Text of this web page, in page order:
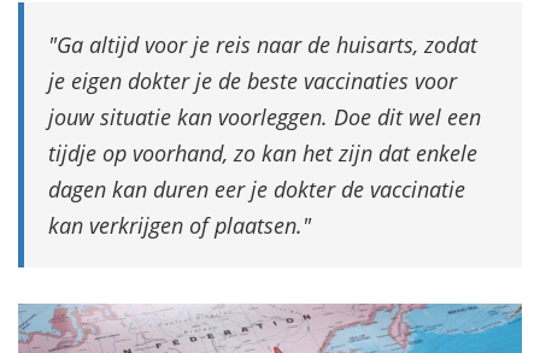
Ga altijd voor je reis naar de huisarts, zodat
je eigen dokter je de beste vaccinaties voor
jouw situatie kan voorleggen. Doe dit wel een
tijdje op voorhand, zo kan het zijn dat enkele
dagen kan duren eer je dokter de vaccinatie
kan verkrijgen of plaatsen.